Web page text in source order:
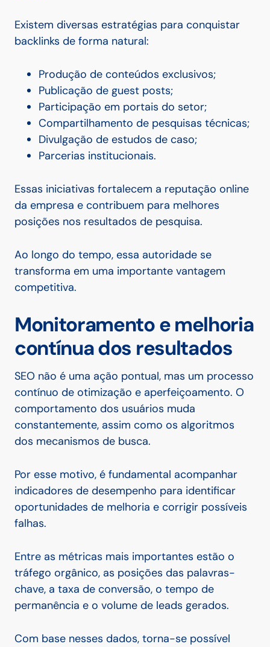
Existem diversas estratégias para conquistar
backlinks de forma natural:
Produção de conteúdos exclusivos;
Publicação de guest posts;
Participação em portais do setor;
Compartilhamento de pesquisas técnicas;
Divulgação de estudos de caso;
Parcerias institucionais.
Essas iniciativas fortalecem a reputação online
da empresa e contribuem para melhores
posições nos resultados de pesquisa.
Ao longo do tempo, essa autoridade se
transforma em uma importante vantagem
competitiva.
Monitoramento e melhoria
contínua dos resultados
SEO não é uma ação pontual, mas um processo
contínuo de otimização e aperfeiçoamento. O
comportamento dos usuários muda
constantemente, assim como os algoritmos
dos mecanismos de busca.
Por esse motivo, é fundamental acompanhar
indicadores de desempenho para identificar
oportunidades de melhoria e corrigir possíveis
falhas.
Entre as métricas mais importantes estão o
tráfego orgânico, as posições das palavras-
chave, a taxa de conversão, o tempo de
permanência e o volume de leads gerados.
Com base nesses dados, torna-se possível